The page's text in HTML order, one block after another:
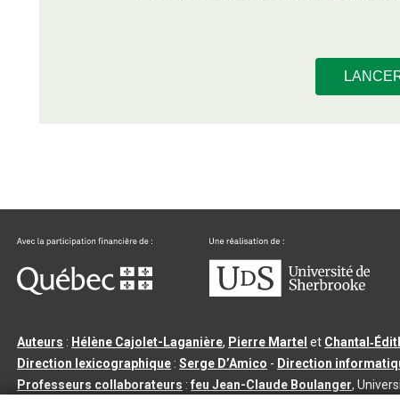
Auteurs : Hélène Cajolet-Laganière, Pierre Martel et
Direction lexicographique :Serge D’Amico - Direction
Professeurs collaborateurs :feu Jean-Claude Boulanger,